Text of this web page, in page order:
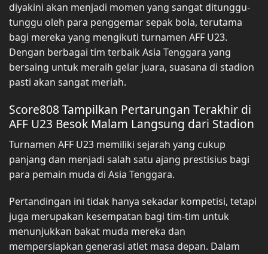
diyakini akan menjadi momen yang sangat ditunggu-
tunggu oleh para penggemar sepak bola, terutama
bagi mereka yang mengikuti turnamen AFF U23.
Dengan berbagai tim terbaik Asia Tenggara yang
bersaing untuk meraih gelar juara, suasana di stadion
pasti akan sangat meriah.
Score808 Tampilkan Pertarungan Terakhir di
AFF U23 Besok Malam Langsung dari Stadion
Turnamen AFF U23 memiliki sejarah yang cukup
panjang dan menjadi salah satu ajang prestisius bagi
para pemain muda di Asia Tenggara.
Pertandingan ini tidak hanya sekadar kompetisi, tetapi
juga merupakan kesempatan bagi tim-tim untuk
menunjukkan bakat muda mereka dan
mempersiapkan generasi atlet masa depan. Dalam